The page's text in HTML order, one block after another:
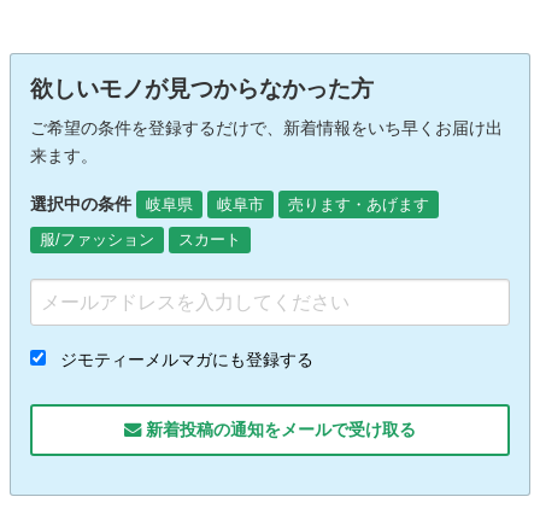
欲しいモノが見つからなかった方
ご希望の条件を登録するだけで、新着情報をいち早くお届け出
来ます。
選択中の条件 岐阜県 岐阜市
売ります・あげます
服/ファッション
スカート
ジモティーメルマガにも登録する
新着投稿の通知をメールで受け取る